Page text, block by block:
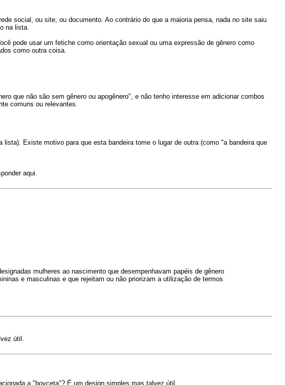
social, ou site, ou documento. Ao contrário do que a maioria pensa, nada no site saiu
na lista.
pode usar um fetiche como orientação sexual ou uma expressão de gênero como
como outra coisa.
que não são sem gênero ou apogênero", e não tenho interesse em adicionar combos
comuns ou relevantes.
Existe motivo para que esta bandeira tome o lugar de outra (como "a bandeira que
aqui.
mulheres ao nascimento que desempenhavam papéis de gênero
e masculinas e que rejeitam ou não priorizam a utilização de termos
útil.
a "boyceta"? É um design simples mas talvez útil.